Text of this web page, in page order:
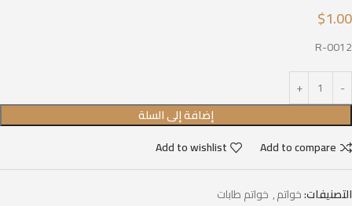
$1.00
R-0012
إضافة إلى السلة
Add to compare
Add to wishlist
التصنيفات:خواتم, خواتم طابات